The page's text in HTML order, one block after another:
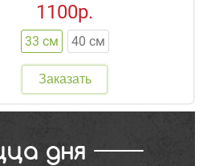
33 см 40 см
1100р.
Заказать
дня